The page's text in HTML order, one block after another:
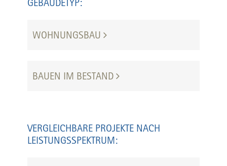
GEBÄUDETYP:
WOHNUNGSBAU
BAUEN IM BESTAND
VERGLEICHBARE PROJEKTE NACH
LEISTUNGSSPEKTRUM: